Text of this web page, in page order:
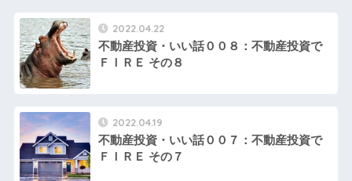
2022.04.22
不動産投資・いい話００８：不動産投資で
ＦＩＲＥ その８
2022.04.19
不動産投資・いい話００７：不動産投資で
ＦＩＲＥ その７